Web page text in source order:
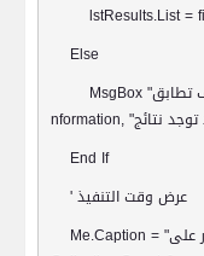
lstResults.List =
Else
MsgBox "تطابق
nformation, "توجد نتائج
End If
'عرض وقت التنفيذ
Me.Caption = "على